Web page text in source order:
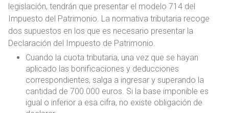
legislación, tendrán que presentar el modelo 714 del
Impuesto del Patrimonio. La normativa tributaria recoge
dos supuestos en los que es necesario presentar la
Declaración del Impuesto de Patrimonio.
Cuando la cuota tributaria, una vez que se hayan
aplicado las bonificaciones y deducciones
correspondientes, salga a ingresar y superando la
cantidad de 700.000 euros. Si la base imponible es
igual o inferior a esa cifra, no existe obligación de